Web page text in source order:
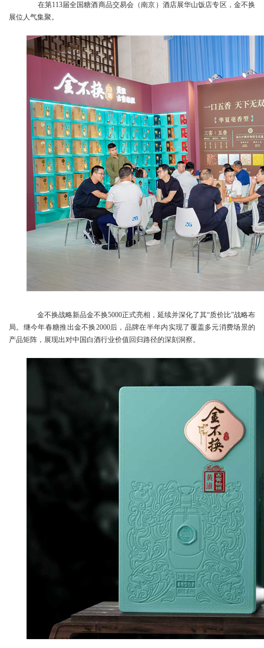
在第113届全国糖酒商品交易会（南京）酒店展华山饭店专区，金不换
展位人气集聚。
金不换战略新品金不换5000正式亮相，延续并深化了其“质价比”战略布
局。继今年春糖推出金不换2000后，品牌在半年内实现了覆盖多元消费场景的
产品矩阵，展现出对中国白酒行业价值回归路径的深刻洞察。